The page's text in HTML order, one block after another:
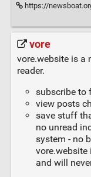
https://
vore
vore.website is a
reader.
subscribe to
view posts
save stuff
no unread
system - no
vore.website
and will